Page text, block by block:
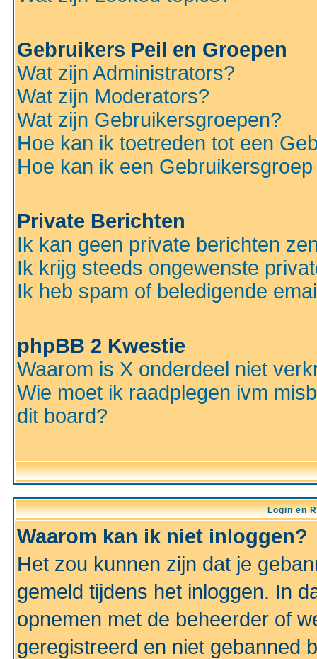
Gebruikers Peil en Groepen
Wat zijn Administrators?
Wat zijn Moderators?
Wat zijn Gebruikersgroepen?
Hoe kan ik toetreden tot een
Hoe kan ik een
Private Berichten
Ik kan geen private berichten
Ik krijg steeds ongewenste
Ik heb spam of beledigende
phpBB 2 Kwestie
Waarom is X onderdeel niet
Wie moet ik raadplegen ivm
dit board?
Login en
Waarom kan ik niet inloggen?
Het zou kunnen zijn dat je
gemeld tijdens het inloggen. In
opnemen met de beheerder of
geregistreerd en niet gebanned